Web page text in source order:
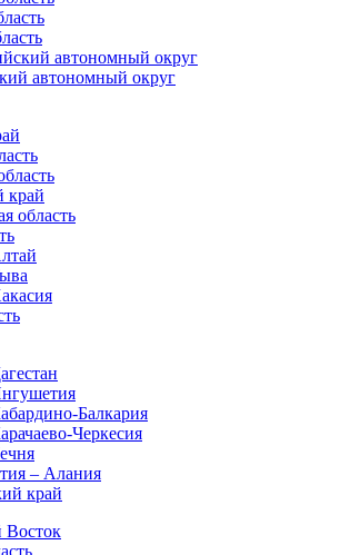
автономный округ
автономный округ
край
область
Балкария
Черкесия
– Алания
край
Восток